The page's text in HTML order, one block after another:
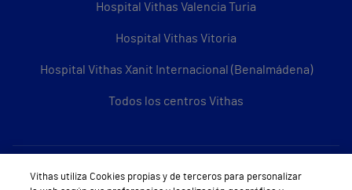
Hospital Vithas Valencia Turia
Hospital Vithas Vitoria
Hospital Vithas Xanit Internacional (Benalmádena)
Todos los centros Vithas
Sobre Vithas
Vithas utiliza Cookies propias y de terceros para personalizar